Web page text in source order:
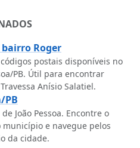
bairro Roger
postais disponíveis no
PB. Útil para encontrar
Anísio Salatiel.
PB
João Pessoa. Encontre o
e navegue pelos
da cidade.